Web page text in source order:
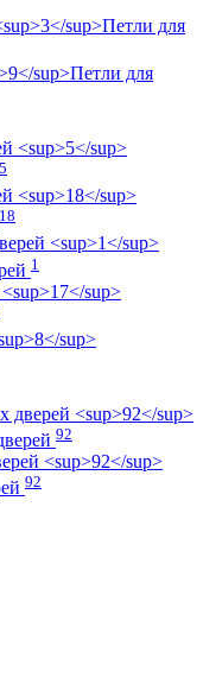
Петли для
Петли для
5
18
1
92
92